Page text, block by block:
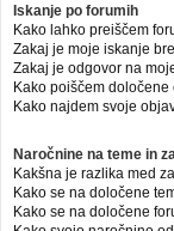
Iskanje po forumih
Kako lahko preiščem
Zakaj je moje iskanje
Zakaj je odgovor na
Kako poiščem določene
Kako najdem svoje
Naročnine na teme in
Kakšna je razlika med
Kako se na določene
Kako se na določene